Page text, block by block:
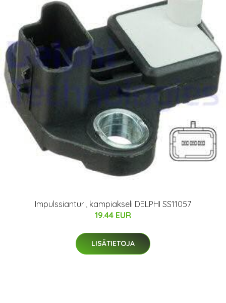
Impulssianturi, kampiakseli DELPHI SS11057
19.44 EUR
LISÄTIETOJA